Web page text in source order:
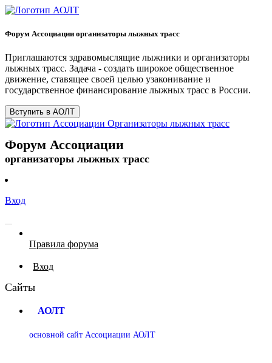
Форум Ассоциации организаторы лыжных трасс
Приглашаются здравомыслящие лыжники и организаторы
лыжных трасс. Задача - создать широкое общественное
движение, ставящее своей целью узаконивание и
государственное финансирование лыжных трасс в России.
Вступить в АОЛТ
Форум Ассоциации
организаторы лыжных трасс
Вход
Правила форума
Вход
Сайты
АОЛТ
основной сайт Ассоциации АОЛТ